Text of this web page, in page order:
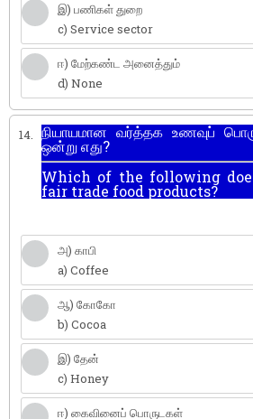
இ) பணிகள் துறை
c) Service sector
ஈ) மேற்கண்ட அனைத்தும்
d) None
14. நியாயமான வர்த்தக உணவுப்
ஒன்று எது?
Which of the following
fair trade food products?
அ) காபி
a) Coffee
ஆ) கோகோ
b) Cocoa
இ) தேன்
c) Honey
ஈ) கைவினைப் பொருடகள்